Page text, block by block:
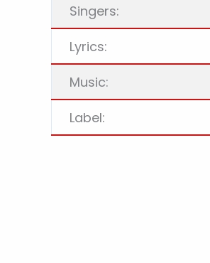
Singers:
Lyrics:
Music:
Label: